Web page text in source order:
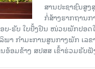
ສານປະຊາຊົນສູ
ກໍ່ສ້າງຮາກຖານ
ອບ-ຮັບ ໃບຢັ້ງຢືນ ໜ່ວຍພັກປອ
ພາ ກຳມະການສູນກາງພັກ ເ
ອມຂ້າງ ສປສສ ເຂົ້າຮ່ວມຮັບ